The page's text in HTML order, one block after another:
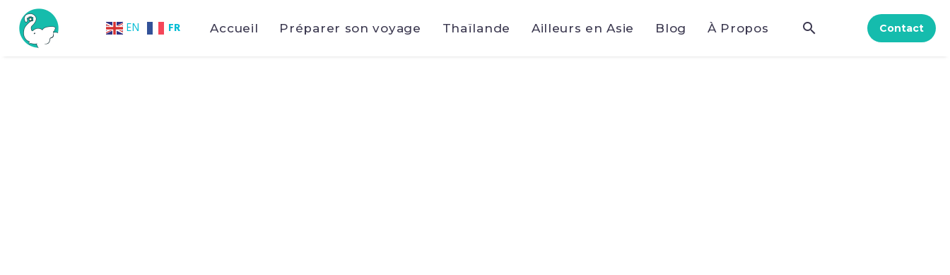
EN FR Accueil Préparer son voyage Thaïlande Ailleurs en Asie Blog À Propos Contact